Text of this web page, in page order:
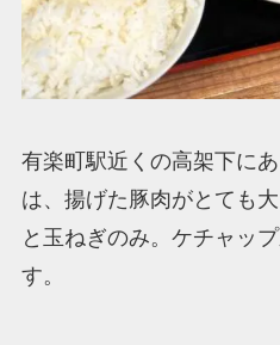
有楽町駅近くの高架下に
は、揚げた豚肉がとても
と玉ねぎのみ。ケチャッ
す。